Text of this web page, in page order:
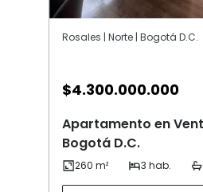
Rosales | Norte | Bogotá D.C.
$4.300.000.000
Apartamento en
Bogotá D.C.